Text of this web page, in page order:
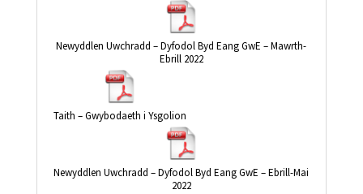
Newyddlen Uwchradd – Dyfodol Byd Eang GwE – Mawrth-
Ebrill 2022
Taith – Gwybodaeth i Ysgolion
Newyddlen Uwchradd – Dyfodol Byd Eang GwE – Ebrill-Mai
2022